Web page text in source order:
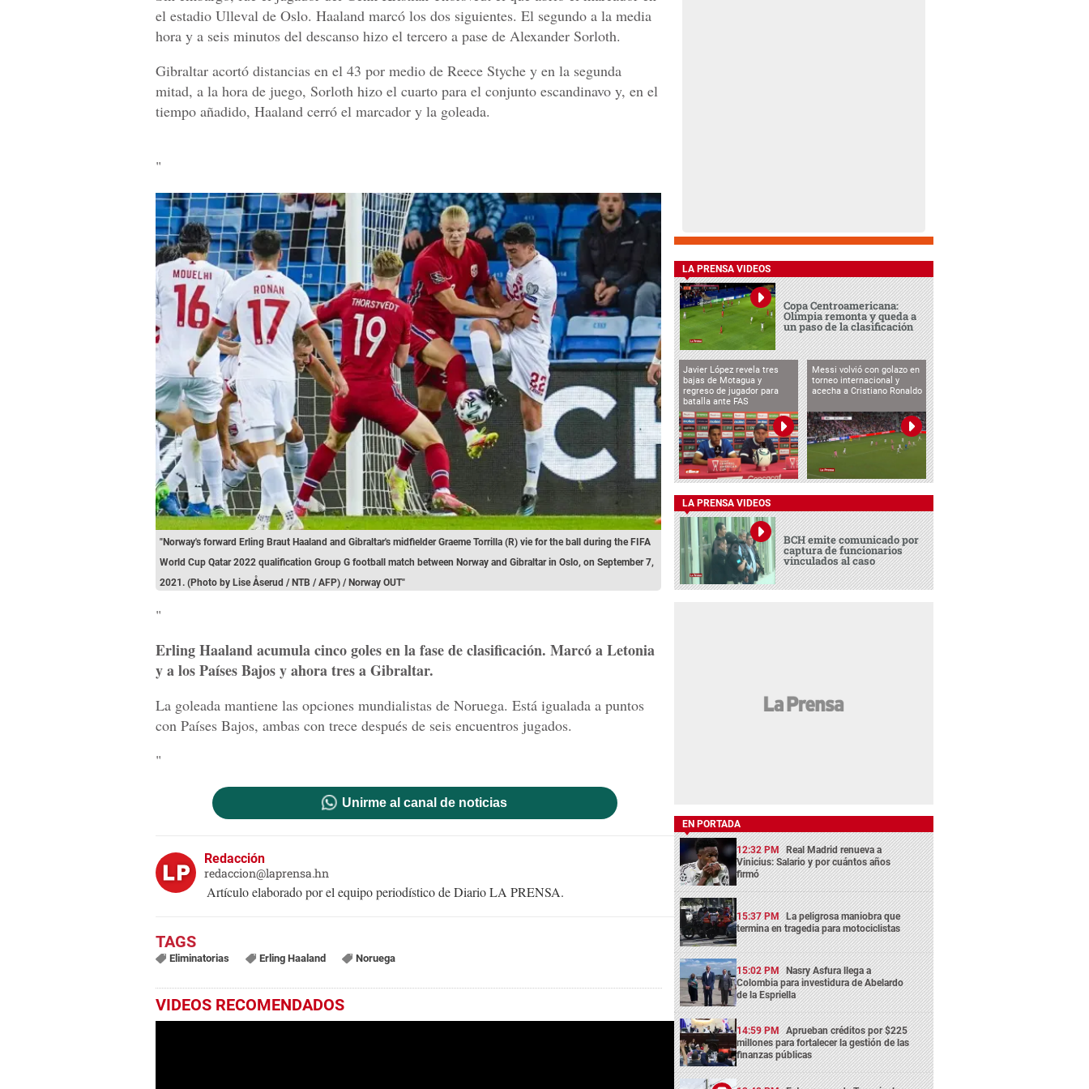
el estadio Ulleval de Oslo. Haaland marcó los dos siguientes. El segundo a la media
hora y a seis minutos del descanso hizo el tercero a pase de Alexander Sorloth.
Gibraltar acortó distancias en el 43 por medio de Reece Styche y en la segunda
mitad, a la hora de juego, Sorloth hizo el cuarto para el conjunto escandinavo y, en el
tiempo añadido, Haaland cerró el marcador y la goleada.
"
"Norway's forward Erling Braut Haaland and Gibraltar's midfielder Graeme Torrilla (R) vie for the ball during the FIFA
World Cup Qatar 2022 qualification Group G football match between Norway and Gibraltar in Oslo, on September 7,
2021. (Photo by Lise Åserud / NTB / AFP) / Norway OUT"
"
Erling Haaland acumula cinco goles en la fase de clasificación. Marcó a Letonia
y a los Países Bajos y ahora tres a Gibraltar.
La goleada mantiene las opciones mundialistas de Noruega. Está igualada a puntos
con Países Bajos, ambas con trece después de seis encuentros jugados.
"
Unirme al canal de noticias
Redacción
redaccion@laprensa.hn
Artículo elaborado por el equipo periodístico de Diario LA PRENSA.
Eliminatorias Erling Haaland Noruega
VIDEOS RECOMENDADOS
LA PRENSA VIDEOS
Copa Centroamericana:
Olimpia remonta y queda a
un paso de la clasificación
Javier López revela tres
bajas de Motagua y
regreso de jugador para
batalla ante FAS
Messi volvió con golazo en
torneo internacional y
acecha a Cristiano Ronaldo
LA PRENSA VIDEOS
BCH emite comunicado por
captura de funcionarios
vinculados al caso
EN PORTADA
12:32 PM Real Madrid renueva a
Vinicius: Salario y por cuántos años
firmó
15:37 PM La peligrosa maniobra que
termina en tragedia para motociclistas
15:02 PM Nasry Asfura llega a
Colombia para investidura de Abelardo
de la Espriella
14:59 PM Aprueban créditos por $225
millones para fortalecer la gestión de las
finanzas públicas